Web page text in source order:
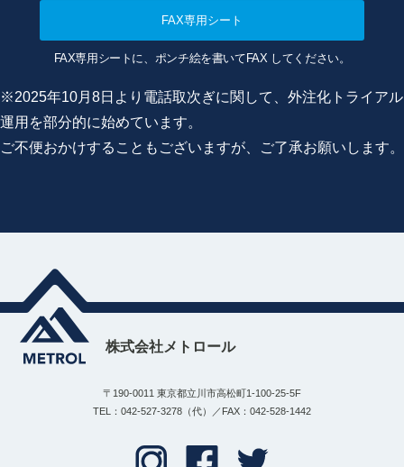
FAX専用シート
FAX専用シートに、ポンチ絵を書いてFAX してください。
※2025年10月8日より電話取次ぎに関して、外注化トライアル
運用を部分的に始めています。
ご不便おかけすることもございますが、ご了承お願いします。
株式会社メトロール
〒190-0011 東京都立川市高松町1-100-25-5F
TEL：042-527-3278（代）／FAX：042-528-1442